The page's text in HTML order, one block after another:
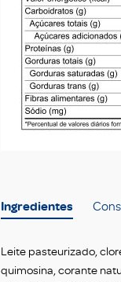
Ingredientes
Leite pasteurizado,
quimosina, corante